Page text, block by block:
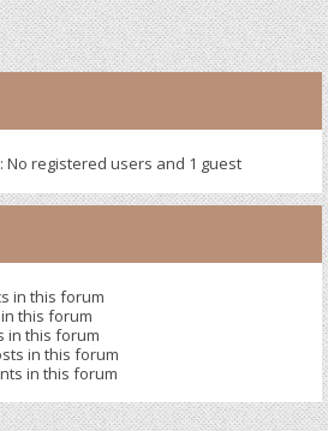
registered users and 1 guest
in this forum
this forum
in this forum
in this forum
in this forum